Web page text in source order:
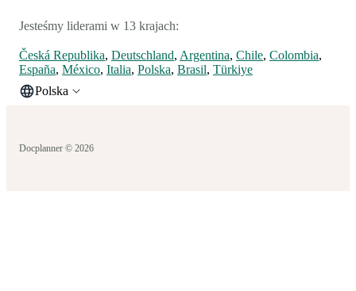
Jesteśmy liderami w 13 krajach:
Česká Republika, Deutschland, Argentina, Chile, Colombia,
España, México, Italia, Polska, Brasil, Türkiye
Polska
Docplanner © 2026